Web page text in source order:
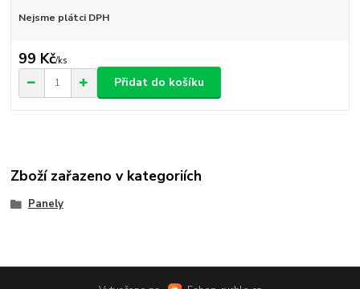
Nejsme plátci DPH
99 Kč/ks
Přidat do košíku
Zboží zařazeno v kategoriích
Panely